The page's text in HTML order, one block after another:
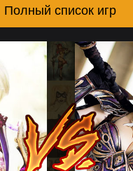
Полный список игр